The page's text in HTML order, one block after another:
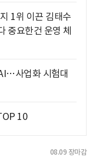
1위 이끈 김태수
중요한건 운영 체
사업화 시험대
10
08.09 장마감